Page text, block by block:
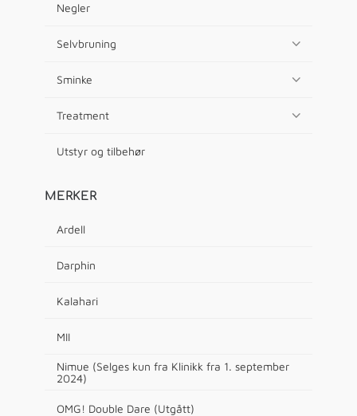
Negler
Selvbruning
Sminke
Treatment
Utstyr og tilbehør
MERKER
Ardell
Darphin
Kalahari
MII
Nimue (Selges kun fra Klinikk fra 1. september
2024)
OMG! Double Dare (Utgått)